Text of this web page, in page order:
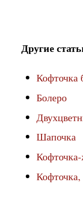
Другие
Кофточка
Болеро
Шапочка
Кофточка,